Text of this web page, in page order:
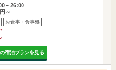
～26:00
～
お食事・食事処
宿泊プランを見る